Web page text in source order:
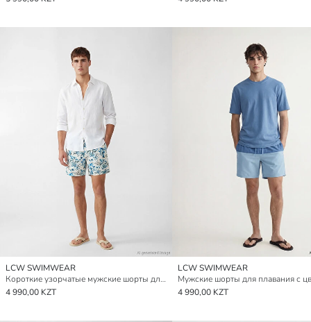
LCW SWIMWEAR
Короткие узорчатые мужские шорты для плавания
4 990,00 KZT
LCW SWIMWEAR
4 990,00 KZT